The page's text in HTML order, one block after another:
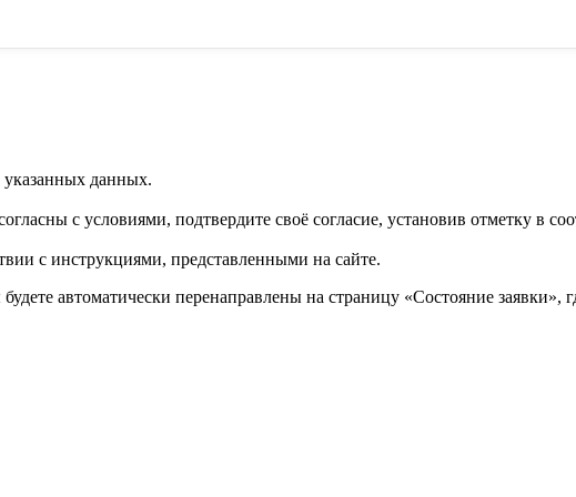
указанных данных.
с условиями, подтвердите своё согласие, установив отметку в
с инструкциями, представленными на сайте.
автоматически перенаправлены на страницу «Состояние заявки»,